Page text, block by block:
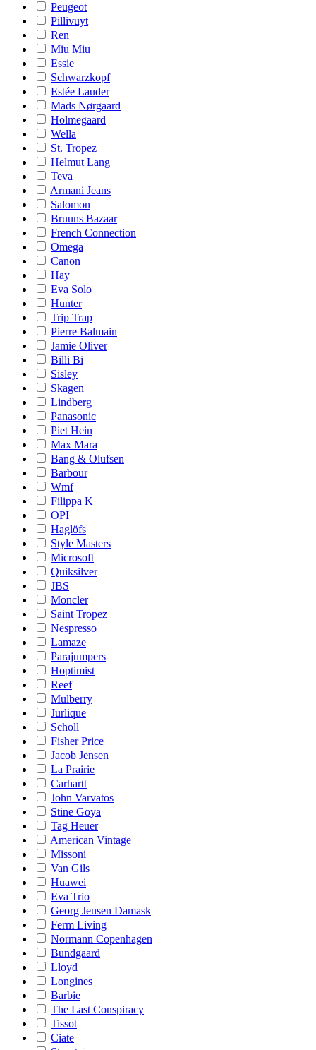
Peugeot
Pillivuyt
Ren
Miu Miu
Essie
Schwarzkopf
Estée Lauder
Mads Nørgaard
Holmegaard
Wella
St. Tropez
Helmut Lang
Teva
Armani Jeans
Salomon
Bruuns Bazaar
French Connection
Omega
Canon
Hay
Eva Solo
Hunter
Trip Trap
Pierre Balmain
Jamie Oliver
Billi Bi
Sisley
Skagen
Lindberg
Panasonic
Piet Hein
Max Mara
Bang & Olufsen
Barbour
Wmf
Filippa K
OPI
Haglöfs
Style Masters
Microsoft
Quiksilver
JBS
Moncler
Saint Tropez
Nespresso
Lamaze
Parajumpers
Hoptimist
Reef
Mulberry
Jurlique
Scholl
Fisher Price
Jacob Jensen
La Prairie
Carhartt
John Varvatos
Stine Goya
Tag Heuer
American Vintage
Missoni
Van Gils
Huawei
Eva Trio
Georg Jensen Damask
Ferm Living
Normann Copenhagen
Bundgaard
Lloyd
Longines
Barbie
The Last Conspiracy
Tissot
Ciate